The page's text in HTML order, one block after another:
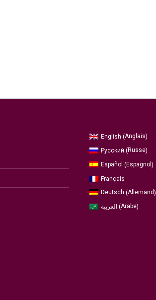
English (Anglais)
Русский (Russe)
Español (Espagnol )
Français
Deutsch (Allemand)
العربية (Arabe)